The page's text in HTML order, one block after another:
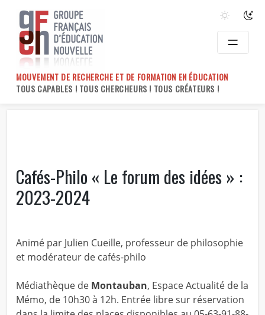
content
MOUVEMENT DE RECHERCHE ET DE FORMATION EN ÉDUCATION
TOUS CAPABLES ! TOUS CHERCHEURS ! TOUS CRÉATEURS !
Cafés-Philo « Le forum des idées » :
2023-2024
Animé par Julien Cueille, professeur de philosophie
et modérateur de cafés-philo
Médiathèque de Montauban, Espace Actualité de la
Mémo, de 10h30 à 12h. Entrée libre sur réservation